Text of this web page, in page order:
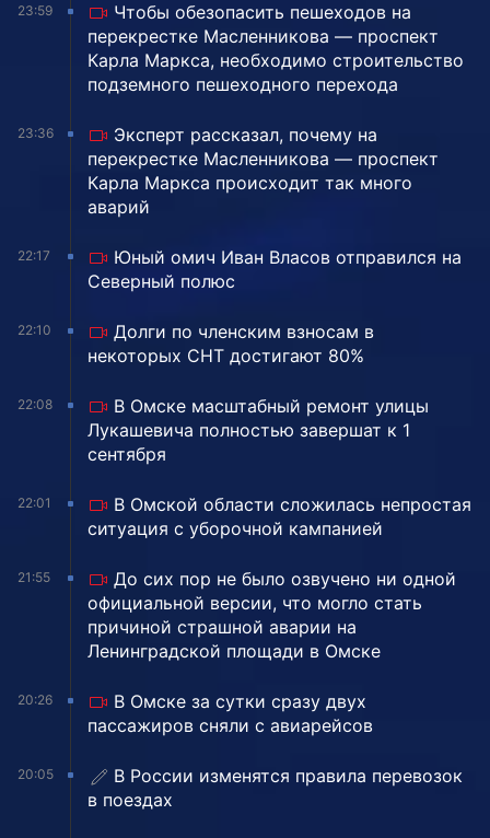
23:59
Чтобы обезопасить пешеходов на
перекрестке Масленникова — проспект
Карла Маркса, необходимо строительство
подземного пешеходного перехода
23:36
Эксперт рассказал, почему на
перекрестке Масленникова — проспект
Карла Маркса происходит так много
аварий
22:17
Юный омич Иван Власов отправился на
Северный полюс
22:10
Долги по членским взносам в
некоторых СНТ достигают 80%
22:08
В Омске масштабный ремонт улицы
Лукашевича полностью завершат к 1
сентября
22:01
В Омской области сложилась непростая
ситуация с уборочной кампанией
21:55
До сих пор не было озвучено ни одной
официальной версии, что могло стать
причиной страшной аварии на
Ленинградской площади в Омске
20:26
В Омске за сутки сразу двух
пассажиров сняли с авиарейсов
20:05
В России изменятся правила перевозок
в поездах